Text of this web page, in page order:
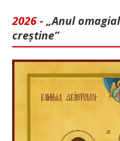
2026 - „Anul
creștine”